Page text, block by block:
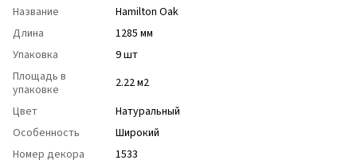
Название
Hamilton Oak
Длина
1285 мм
Упаковка
9 шт
Площадь в
упаковке
2.22 м2
Цвет
Натуральный
Особенность
Широкий
Номер декора
1533